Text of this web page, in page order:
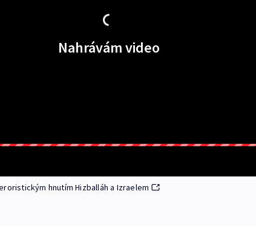
Nahrávám video
hnutím Hizballáh a Izraelem